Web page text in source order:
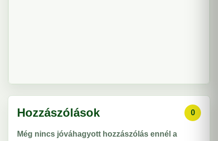
Hozzászólások 0
Még nincs jóváhagyott hozzászólás ennél a